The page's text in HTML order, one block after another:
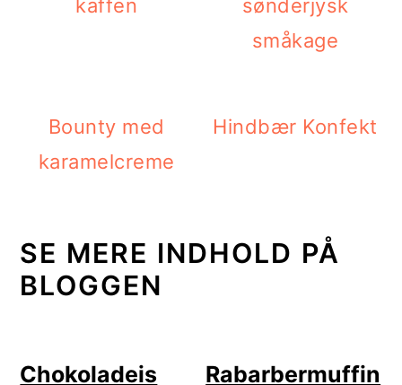
kaffen
sønderjysk
småkage
Bounty med
karamelcreme
Hindbær Konfekt
SE MERE INDHOLD PÅ
BLOGGEN
Chokoladeis
Rabarbermuffin